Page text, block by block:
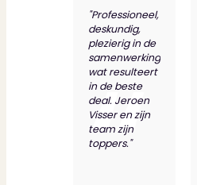
"Professioneel,
deskundig,
plezierig in de
samenwerking
wat resulteert
in de beste
deal. Jeroen
Visser en zijn
team zijn
toppers."